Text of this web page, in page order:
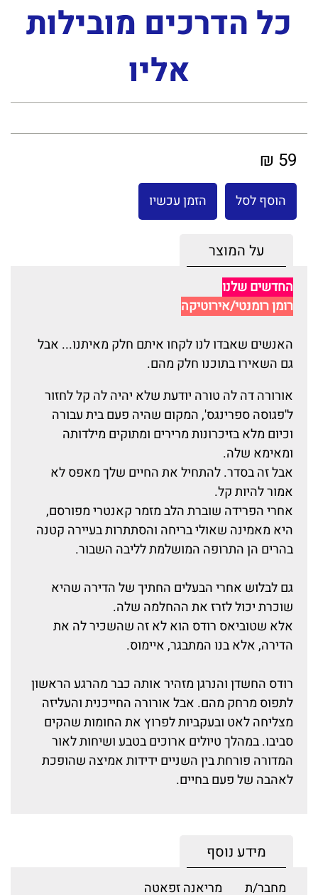
כל הדרכים מובילות
אליו
59 ₪
הוסף לסל הזמן עכשיו
על המוצר
החדשים שלנו
רומן רומנטי/אירוטיקה
האנשים שאבדו לנו לקחו איתם חלק מאיתנו... אבל
גם השאירו בתוכנו חלק מהם.
אורורה דה לה טורה יודעת שלא יהיה לה קל לחזור
ל'פגוסה ספרינגס', המקום שהיה פעם בית עבורה
וכיום מלא בזיכרונות מרירים ומתוקים מילדותה
ומאימא שלה.
אבל זה בסדר. להתחיל את החיים שלך מאפס לא
אמור להיות קל.
אחרי הפרידה שוברת הלב מזמר קאנטרי מפורסם,
היא מאמינה שאולי בריחה והסתתרות בעיירה קטנה
בהרים הן התרופה המושלמת לליבה השבור.
גם לבלוש אחרי הבעלים החתיך של הדירה שהיא
שוכרת יכול לזרז את ההחלמה שלה.
אלא שטוביאס רודס הוא לא זה שהשכיר לה את
הדירה, אלא בנו המתבגר, איימוס.
רודס החשדן והנרגן מזהיר אותה כבר מהרגע הראשון
לתפוס מרחק מהם. אבל אורורה החייכנית והעליזה
מצליחה לאט ובעקביות לפרוץ את החומות שהקים
סביבו. במהלך טיולים ארוכים בטבע ושיחות לאור
המדורה פורחת בין השניים ידידות אמיצה שהופכת
לאהבה של פעם בחיים.
מידע נוסף
מחבר/ת
מריאנה זפאטה